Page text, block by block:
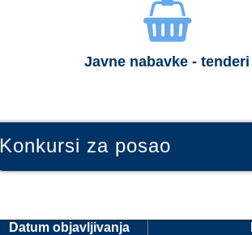
Javne nabavke - tenderi
Konkursi za posao
Datum objavljivanja